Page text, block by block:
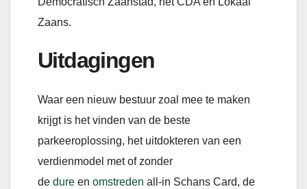
Zaans.
Uitdagingen
Waar een nieuw bestuur zoal mee te maken
krijgt is het vinden van de beste
parkeeroplossing, het uitdokteren van een
verdienmodel met of zonder
de dure en omstreden all-in Schans Card, de